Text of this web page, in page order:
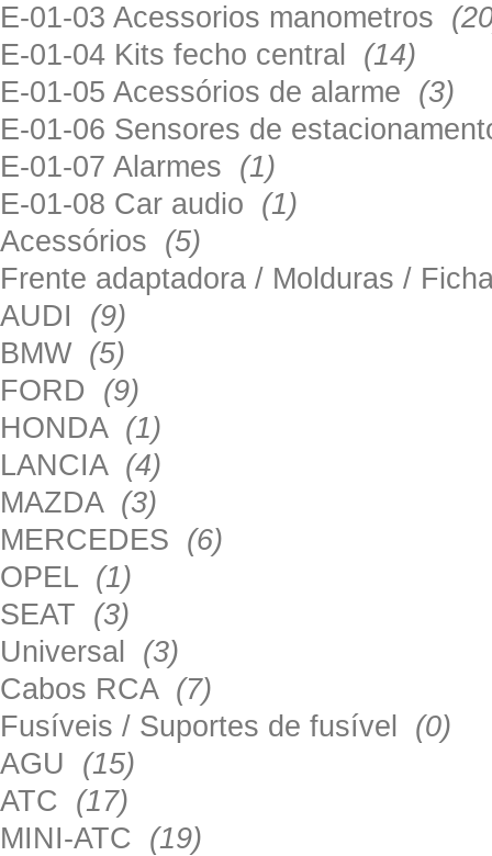
E-01-03 Acessorios manometros
E-01-04 Kits fecho central (14)
E-01-05 Acessórios de alarme (3)
E-01-06 Sensores de
E-01-07 Alarmes (1)
E-01-08 Car audio (1)
Acessórios (5)
Frente adaptadora / Molduras /
AUDI (9)
BMW (5)
FORD (9)
HONDA (1)
LANCIA (4)
MAZDA (3)
MERCEDES (6)
OPEL (1)
SEAT (3)
Universal (3)
Cabos RCA (7)
Fusíveis / Suportes de fusível (0)
AGU (15)
ATC (17)
MINI-ATC (19)